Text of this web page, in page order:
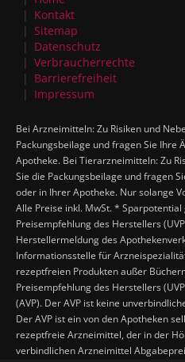
Kontakt
Sitemap
Datenschutz
Verbraucherrechte
Barrierefreiheit
Impressum
Bei Arzneimitteln: Zu Risiken und
Packungsbeilage und fragen Sie Ihre
Apotheke. Bei Tierarzneimitteln: Zu
Sie die Packungsbeilage und fragen
oder in Ihrer Apotheke. Nur solange
Alle Preise inkl. MwSt. *
Preisempfehlung des Herstellers
Herstellermeldung des
Informationsstelle für
rezeptfreien Produkten außer
Preisempfehlung des Herstellers
(AVP). Der AVP ist keine
Der AVP ist ein von den Apotheken
rezeptfreie Arzneimittel, der in der
verbindlichen Arzneimittel